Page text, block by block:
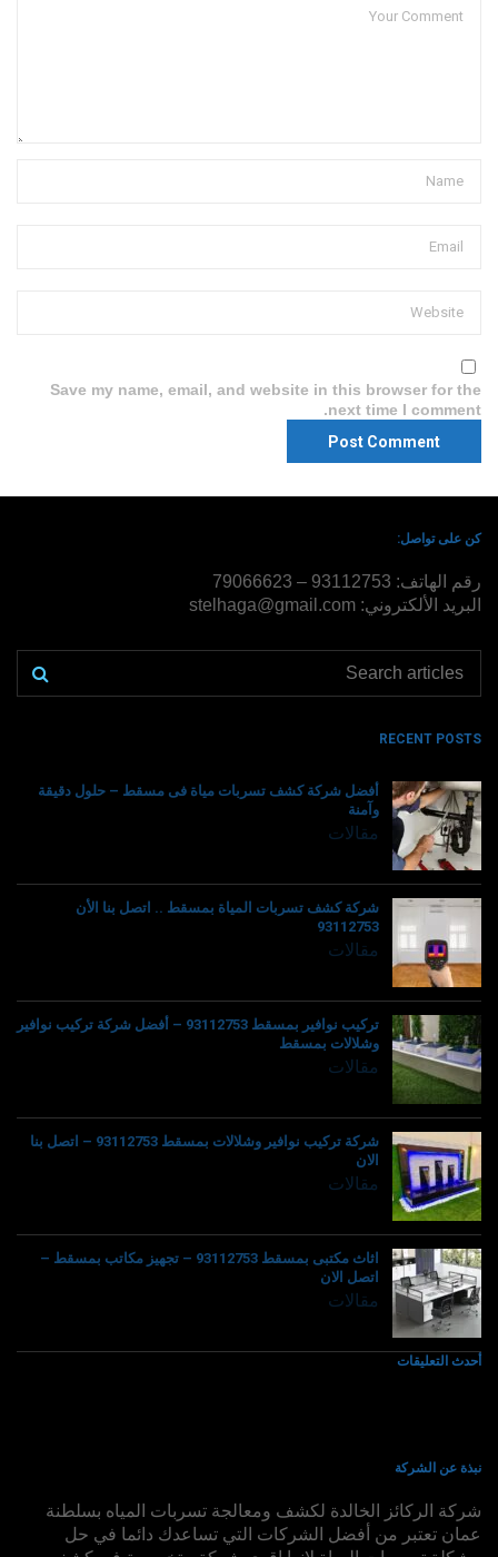
Save my name, email, and website in this browser for the
next time I comment.
كن على تواصل:
رقم الهاتف: 93112753 – 79066623
البريد الألكتروني: stelhaga@gmail.com
RECENT POSTS
أفضل شركة كشف تسربات مياة فى مسقط – حلول دقيقة
وآمنة
مقالات
شركة كشف تسربات المياة بمسقط .. اتصل بنا الأن
93112753
مقالات
تركيب نوافير بمسقط 93112753 – أفضل شركة تركيب نوافير
وشلالات بمسقط
مقالات
شركة تركيب نوافير وشلالات بمسقط 93112753 – اتصل بنا
الان
مقالات
اثاث مكتبى بمسقط 93112753 – تجهيز مكاتب بمسقط –
اتصل الان
مقالات
أحدث التعليقات
نبذة عن الشركة
شركة الركائز الخالدة لكشف ومعالجة تسربات المياه بسلطنة
عمان تعتبر من أفضل الشركات التي تساعدك دائما في حل